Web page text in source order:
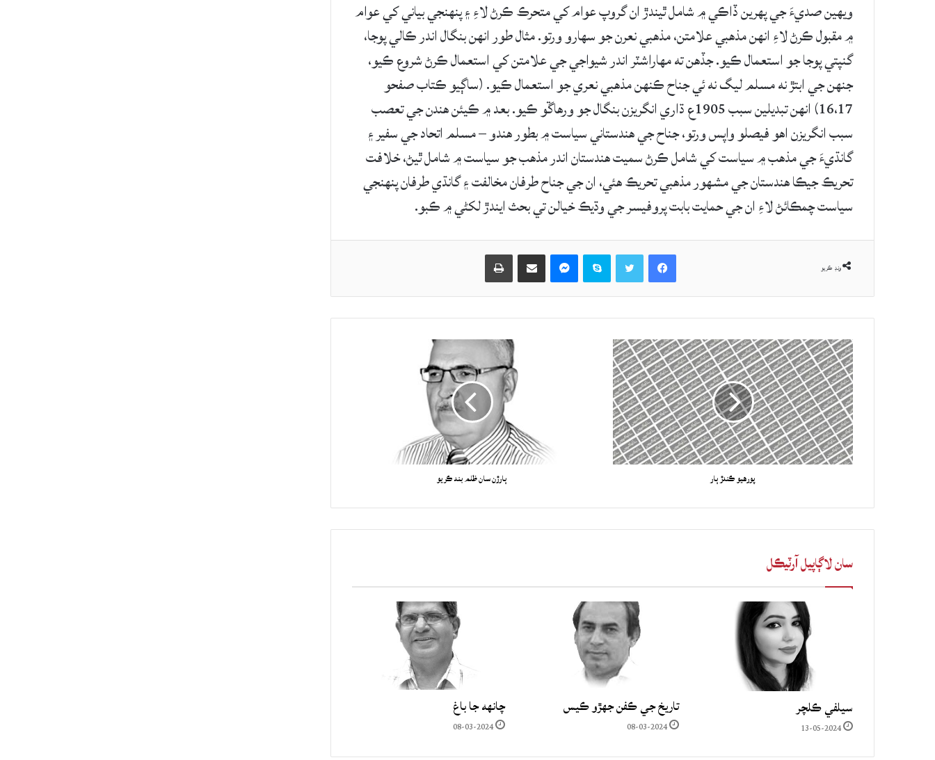
ويهين صديءَ جي پهرين ڏاڪي ۾ شامل ٿيندڙ ان گروپ عوام کي متحرڪ ڪرڻ لاءِ ۽ پنهنجي بياني کي عوام
۾ مقبول ڪرڻ لاءِ انهن مذهبي علامتن، مذهبي نعرن جو سهارو ورتو. مثال طور انهن بنگال اندر ڪالي پوجا،
گنپتي پوجا جو استعمال ڪيو. جڏهن ته مهاراشٽر اندر شيواجي جي علامتن کي استعمال ڪرڻ شروع ڪيو،
جنهن جي ابتڙ نه مسلم ليگ نه ئي جناح ڪنهن مذهبي نعري جو استعمال ڪيو. (ساڳيو ڪتاب صفحو
16،17) انهن تبديلين سبب 1905ع ڌاري انگريزن بنگال جو ورهاڱو ڪيو. بعد ۾ ڪيئن هندن جي تعصب
سبب انگريزن اهو فيصلو واپس ورتو، جناح جي هندستاني سياست ۾ بطور هندو – مسلم اتحاد جي سفير ۽
گانڌيءَ جي مذهب ۾ سياست کي شامل ڪرڻ سميت هندستان اندر مذهب جو سياست ۾ شامل ٿيڻ، خلافت
تحريڪ جيڪا هندستان جي مشهور مذهبي تحريڪ هئي، ان جي جناح طرفان مخالفت ۽ گانڌي طرفان پنهنجي
سياست چمڪائڻ لاءِ ان جي حمايت بابت پروفيسر جي وڌيڪ خيالن تي بحث ايندڙ لکڻي ۾ ڪبو.
ونڊ ڪريو
Facebook
Skype حصيداري ڪريو اي ميل ذريعي
پورهيو ڪندڙ ٻار ٻارڙن سان ظلم بند ڪريو
سان لاڳاپيل آرٽيڪل
سيلفي ڪلچر
13-05-2024
تاريخ جي ڪفن جھڙو ڪيس
08-03-2024
چانهه جا باغ
08-03-2024